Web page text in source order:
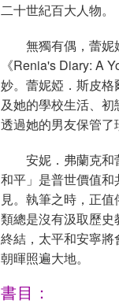
二十世紀百大人物。
無獨有偶，蕾
《Renia's Diary: A
妙。蕾妮婭．斯皮
及她的學校生活、
透過她的男友保管了
安妮．弗蘭克
和平」是普世價值
見。執筆之時，正
類總是沒有汲取歷
終結，太平和安寧
朝暉照遍大地。
書目：